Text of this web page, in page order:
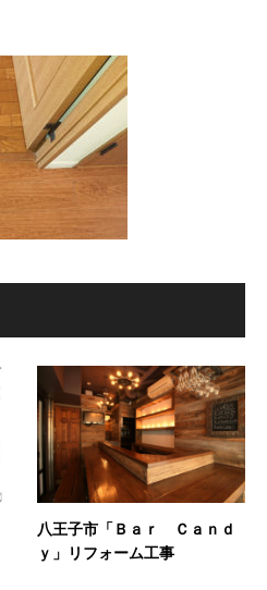
八王子市「Ｂａｒ Ｃａｎｄ
ｙ」リフォーム工事